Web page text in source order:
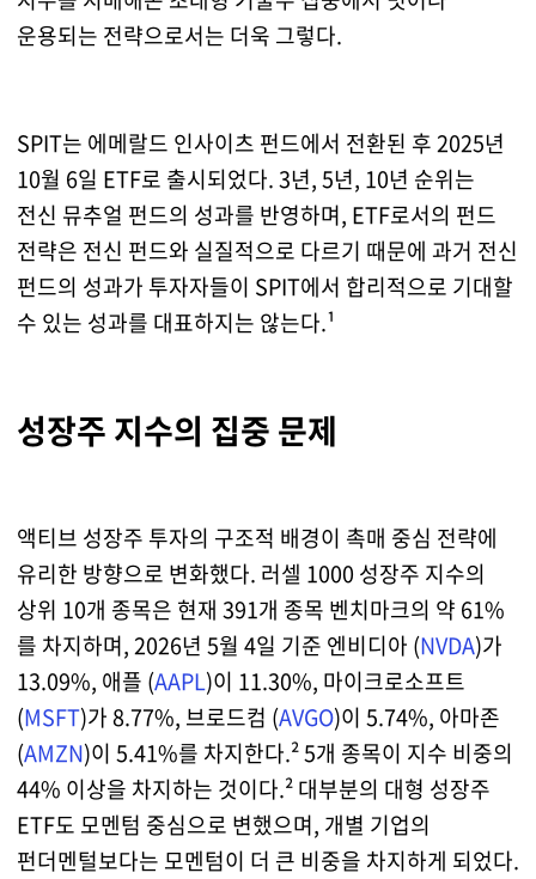
운용되는 전략으로서는 더욱 그렇다.
SPIT는 에메랄드 인사이츠 펀드에서 전환된 후 2025년
10월 6일 ETF로 출시되었다. 3년, 5년, 10년 순위는
전신 뮤추얼 펀드의 성과를 반영하며, ETF로서의 펀드
전략은 전신 펀드와 실질적으로 다르기 때문에 과거 전신
펀드의 성과가 투자자들이 SPIT에서 합리적으로 기대할
수 있는 성과를 대표하지는 않는다.¹
성장주 지수의 집중 문제
액티브 성장주 투자의 구조적 배경이 촉매 중심 전략에
유리한 방향으로 변화했다. 러셀 1000 성장주 지수의
상위 10개 종목은 현재 391개 종목 벤치마크의 약 61%
를 차지하며, 2026년 5월 4일 기준 엔비디아 (NVDA)가
13.09%, 애플 (AAPL)이 11.30%, 마이크로소프트
(MSFT)가 8.77%, 브로드컴 (AVGO)이 5.74%, 아마존
(AMZN)이 5.41%를 차지한다.² 5개 종목이 지수 비중의
44% 이상을 차지하는 것이다.² 대부분의 대형 성장주
ETF도 모멘텀 중심으로 변했으며, 개별 기업의
펀더멘털보다는 모멘텀이 더 큰 비중을 차지하게 되었다.